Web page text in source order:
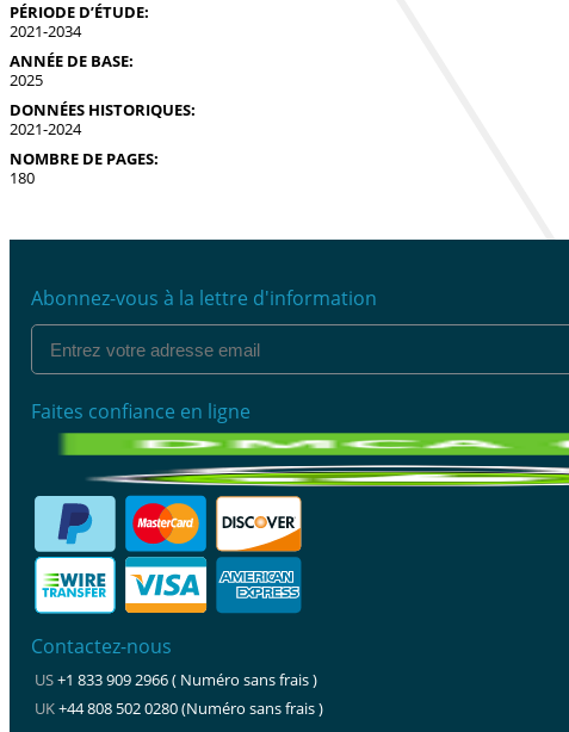
PÉRIODE D’ÉTUDE:
2021-2034
ANNÉE DE BASE:
2025
DONNÉES HISTORIQUES:
2021-2024
NOMBRE DE PAGES:
180
Abonnez-vous à la lettre d'information
Faites confiance en ligne
Contactez-nous
US+1 833 909 2966 ( Numéro sans frais )
UK+44 808 502 0280 (Numéro sans frais )